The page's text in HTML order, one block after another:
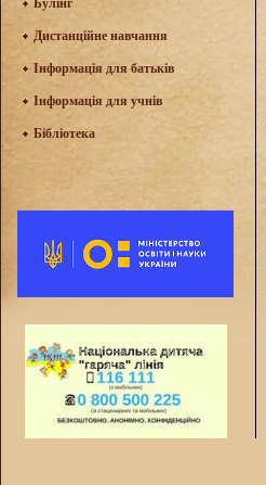
Булінг
Дистанційне навчання
Інформація для батьків
Інформація для учнів
Бібліотека